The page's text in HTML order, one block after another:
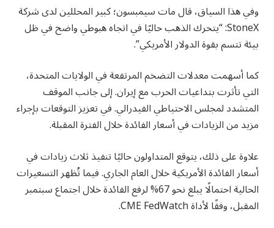
وفي هذا السياق، قال مات سيمبسون؛ كبير المحللين لدى شركة
StoneX: “يتحرك الذهب حاليًا في اتجاه هبوطي واضح في ظل
بيئة تتسم بقوة الدولار الأمريكي”.
كما أسهمت معدلات التضخم المرتفعة في الولايات المتحدة،
التي تأثرت بتداعيات الحرب مع إيران. إلى جانب الموقف
المتشدد لمجلس الاحتياطي الفيدرالي. في تعزيز التوقعات بإجراء
مزيد من الزيادات في أسعار الفائدة خلال الفترة المقبلة.
علاوة على ذلك، يتوقع المتداولون حاليًا تنفيذ ثلاث زيادات في
أسعار الفائدة الأمريكية خلال العام الجاري. فيما تُظهر التسعيرات
الحالية احتمالًا يبلغ نحو 67% لرفع الفائدة خلال اجتماع سبتمبر
المقبل، وفقًا لأداة CME FedWatch.